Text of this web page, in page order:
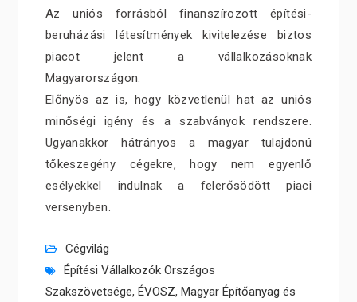
Az uniós forrásból finanszírozott építési-
beruházási létesítmények kivitelezése biztos
piacot jelent a vállalkozásoknak
Magyarországon.
Előnyös az is, hogy közvetlenül hat az uniós
minőségi igény és a szabványok rendszere.
Ugyanakkor hátrányos a magyar tulajdonú
tőkeszegény cégekre, hogy nem egyenlő
esélyekkel indulnak a felerősödött piaci
versenyben.
Cégvilág
Építési Vállalkozók Országos
Szakszövetsége, ÉVOSZ, Magyar Építőanyag és